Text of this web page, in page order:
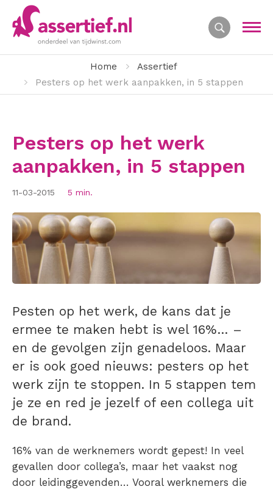
Home
Assertief
Pesters op het werk aanpakken, in 5 stappen
Pesters op het werk
aanpakken, in 5 stappen
11-03-2015 5 min.
Pesten op het werk, de kans dat je
ermee te maken hebt is wel 16%… –
en de gevolgen zijn genadeloos. Maar
er is ook goed nieuws: pesters op het
werk zijn te stoppen. In 5 stappen tem
je ze en red je jezelf of een collega uit
de brand.
16% van de werknemers wordt gepest! In veel
gevallen door collega’s, maar het vaakst nog
door leidinggevenden… Vooral werknemers die